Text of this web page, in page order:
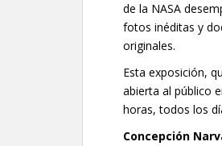
de la NASA
fotos inéditas y
originales.
Esta exposición,
abierta al público
horas, todos los
Concepción